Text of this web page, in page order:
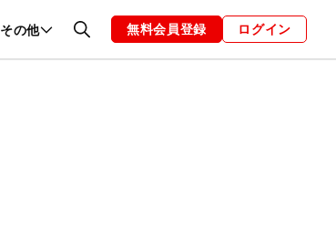
その他恋愛・結婚 編集部 お知らせ
無料会員登録 ログイン